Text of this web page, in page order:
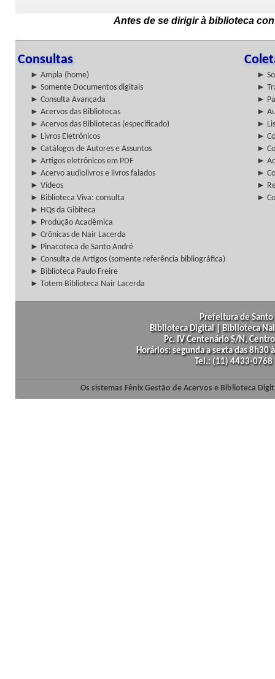
Antes de se dirigir à biblioteca
Consultas
► Ampla (home)
►
► Somente Documentos digitais
►
► Consulta Avançada
►
► Acervos das Bibliotecas
►
► Acervos das Bibliotecas (especificado)
►
► Livros Eletrônicos
►
► Catálogos de Autores e Assuntos
►
► Artigos eletrônicos em PDF
►
► Acervo audiolivros e livros falados
►
► Vídeos
►
► Biblioteca Viva: consulta
►
► HQs da Gibiteca
► Produção Acadêmica
► Crônicas de Nair Lacerda
► Pinacoteca de Santo André
► Consulta de Artigos (somente referência bibliográfica)
► Biblioteca Paulo Freire
► Totem Biblioteca Nair Lacerda
Prefeitura de
Biblioteca Digital | Biblioteca
Pc. IV Centenário S/N,
Horários: segunda a sexta das
Tel.: (11) 4433-
Os sistemas Fênix Gestão de Acervos e Biblioteca